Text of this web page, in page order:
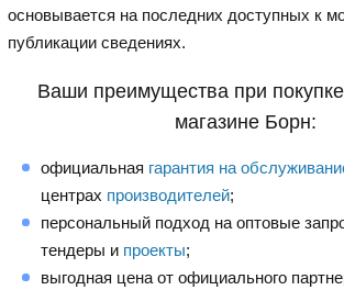
основывается на последних доступных к
публикации сведениях.
Ваши преимущества при
магазине Борн:
официальная гарантия на
центрах производителей;
персональный подход на оптовые
тендеры и проекты;
выгодная цена от официального